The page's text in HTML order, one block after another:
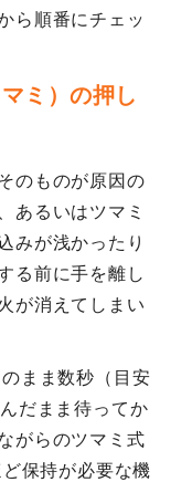
ら順番にチェッ
ミ）の押し
のものが原因の
あるいはツマミ
みが浅かったり
る前に手を離し
が消えてしまい
まま数秒（目安
だまま待ってか
がらのツマミ式
保持が必要な機